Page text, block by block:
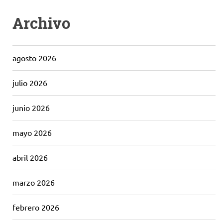
Archivo
agosto 2026
julio 2026
junio 2026
mayo 2026
abril 2026
marzo 2026
febrero 2026